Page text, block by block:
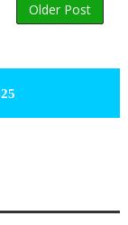
Older Post